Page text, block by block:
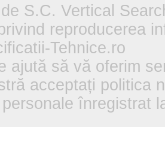
S.C. Vertical
reproducerea
Tehnice.ro
ajută să vă oferim
acceptați politica
înregistrat